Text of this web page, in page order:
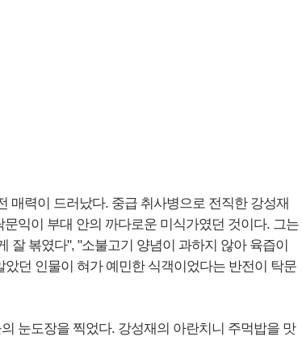
매력이 드러났다. 중급 취사병으로 전직한 강성재
익이 부대 안의 까다로운 미식가였던 것이다. 그는
잘 볶였다", "소불고기 양념이 과하지 않아 육즙이
던 인물이 혀가 예민한 식객이었다는 반전이 탁문
눈도장을 찍었다. 강성재의 아란치니 주먹밥을 맛